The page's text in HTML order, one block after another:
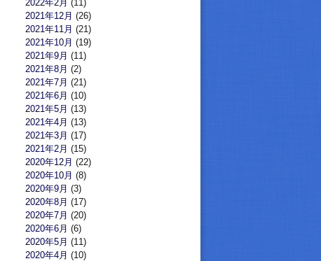
2022年2月 (11)
2021年12月 (26)
2021年11月 (21)
2021年10月 (19)
2021年9月 (11)
2021年8月 (2)
2021年7月 (21)
2021年6月 (10)
2021年5月 (13)
2021年4月 (13)
2021年3月 (17)
2021年2月 (15)
2020年12月 (22)
2020年10月 (8)
2020年9月 (3)
2020年8月 (17)
2020年7月 (20)
2020年6月 (6)
2020年5月 (11)
2020年4月 (10)